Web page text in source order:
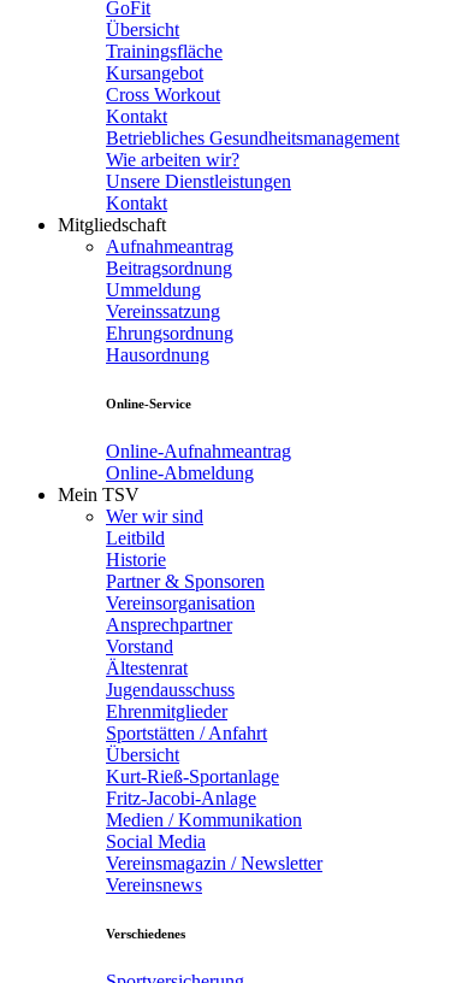
GoFit
Übersicht
Trainingsfläche
Kursangebot
Cross Workout
Kontakt
Betriebliches Gesundheitsmanagement
Wie arbeiten wir?
Unsere Dienstleistungen
Kontakt
Mitgliedschaft
Aufnahmeantrag
Beitragsordnung
Ummeldung
Vereinssatzung
Ehrungsordnung
Hausordnung
Online-Service
Online-Aufnahmeantrag
Online-Abmeldung
Mein TSV
Wer wir sind
Leitbild
Historie
Partner & Sponsoren
Vereinsorganisation
Ansprechpartner
Vorstand
Ältestenrat
Jugendausschuss
Ehrenmitglieder
Sportstätten / Anfahrt
Übersicht
Kurt-Rieß-Sportanlage
Fritz-Jacobi-Anlage
Medien / Kommunikation
Social Media
Vereinsmagazin / Newsletter
Vereinsnews
Verschiedenes